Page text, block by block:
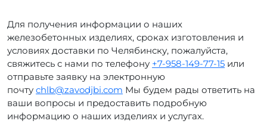
Для получения информации о наших
железобетонных изделиях, сроках изготовления и
условиях доставки по Челябинску, пожалуйста,
свяжитесь с нами по телефону +7-958-149-77-15 или
отправьте заявку на электронную
почту chlb@zavodjbi.com Мы будем рады ответить на
ваши вопросы и предоставить подробную
информацию о наших изделиях и услугах.